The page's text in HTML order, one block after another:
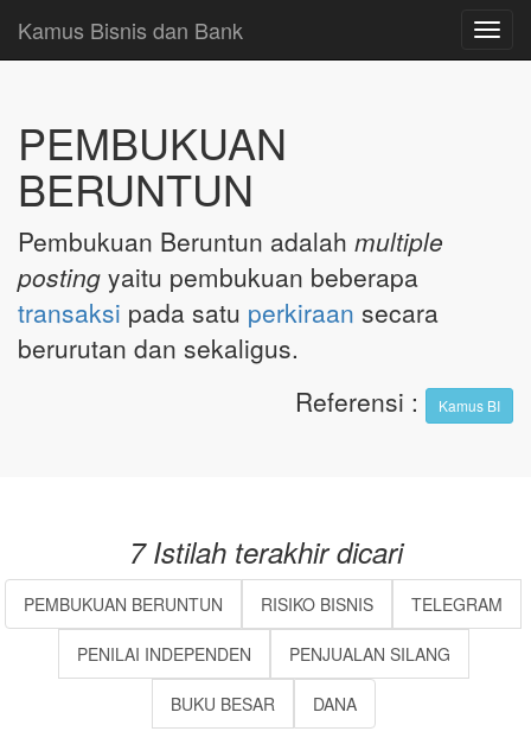
Kamus Bisnis dan Bank
PEMBUKUAN
BERUNTUN
Pembukuan Beruntun adalah multiple
posting yaitu pembukuan beberapa
transaksi pada satu perkiraan secara
berurutan dan sekaligus.
Referensi : Kamus BI
7 Istilah terakhir dicari
PEMBUKUAN BERUNTUN RISIKO BISNIS TELEGRAM
PENILAI INDEPENDEN PENJUALAN SILANG
BUKU BESAR DANA